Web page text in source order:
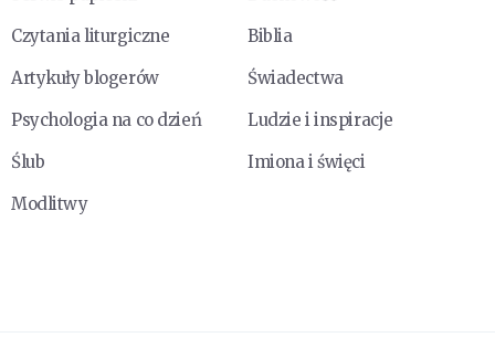
Czytania liturgiczne
Biblia
Artykuły blogerów
Świadectwa
Psychologia na co dzień
Ludzie i inspiracje
Ślub
Imiona i święci
Modlitwy